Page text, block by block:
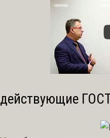
действующие